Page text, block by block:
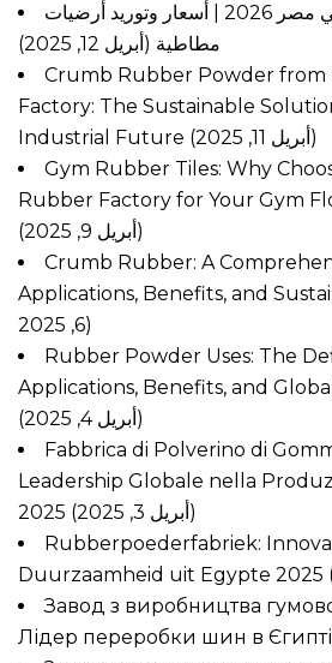
مصنع بلاط جيم في مصر 2026 | أسعار وتوريد أرضيات
مطاطية (أبريل 12, 2025)
Crumb Rubber Powder from
Factory: The Sustainable
Industrial Future
(أبريل 11, 2025)
Gym Rubber Tiles: Why
Rubber Factory for Your Gym
(أبريل 9, 2025)
Crumb Rubber: A
Applications, Benefits, and
6, 2025)
Rubber Powder Uses: The
Applications, Benefits, and
(أبريل 4, 2025)
Fabbrica di Polverino di
Leadership Globale nella
2025
(أبريل 3, 2025)
Rubberpoederfabriek:
Duurzaamheid uit Egypte 2025
Завод з виробництва
Лідер переробки шин в